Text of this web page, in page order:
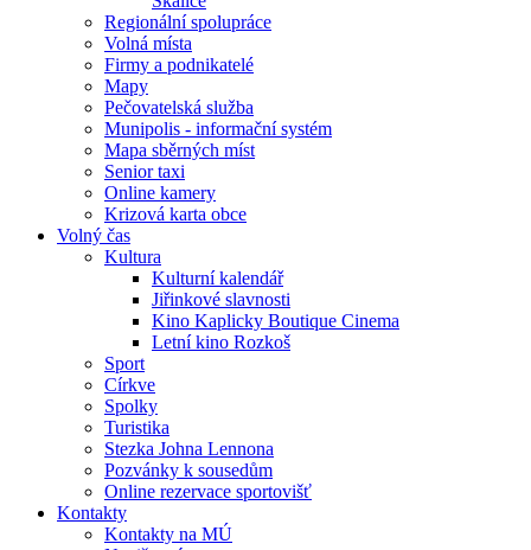
Regionální spolupráce
Volná místa
Firmy a podnikatelé
Mapy
Pečovatelská služba
Munipolis - informační systém
Mapa sběrných míst
Senior taxi
Online kamery
Krizová karta obce
Volný čas
Kultura
Kulturní kalendář
Jiřinkové slavnosti
Kino Kaplicky Boutique Cinema
Letní kino Rozkoš
Sport
Církve
Spolky
Turistika
Stezka Johna Lennona
Pozvánky k sousedům
Online rezervace sportovišť
Kontakty
Kontakty na MÚ